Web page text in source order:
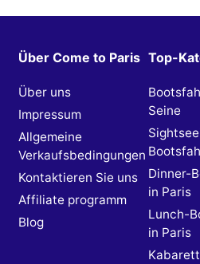
Über Come to Paris
Über uns
Impressum
Allgemeine
Verkaufsbedingungen
Kontaktieren Sie uns
Affiliate programm
Blog
Top-
Seine
Dinner-
in Paris
Lunch-
in Paris